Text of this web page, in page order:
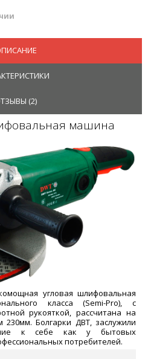
(2)
машина
угловая шлифовальная
класса (Semi-Pro), с
рукояткой, рассчитана на
Болгарки ДВТ, заслужили
к себе как у бытовых
потребителей.